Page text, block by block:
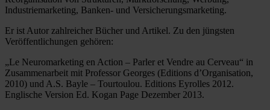
Industriemarketing, Banken- und Versicherungsmarketing.
Er ist Autor zahlreicher Bücher und Artikel. Zu den jüngsten
Veröffentlichungen gehören:
„Le Neuromarketing en Action – Parler et Vendre au Cerveau“ in
Zusammenarbeit mit Professor Georges (Editions d’Organisation,
2010) und A.S. Bayle – Tourtoulou. Editions Eyrolles 2012.
Englische Version Ed. Kogan Page Dezember 2013.